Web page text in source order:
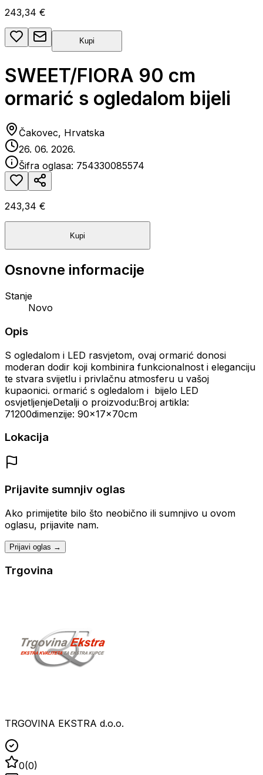
243,34 €
Kupi
SWEET/FIORA 90 cm
ormarić s ogledalom bijeli
Čakovec, Hrvatska
26. 06. 2026.
Šifra oglasa: 754330085574
243,34 €
Kupi
Osnovne informacije
Stanje
Novo
Opis
S ogledalom i LED rasvjetom, ovaj ormarić donosi
moderan dodir koji kombinira funkcionalnost i eleganciju
te stvara svijetlu i privlačnu atmosferu u vašoj
kupaonici. ormarić s ogledalom i bijelo LED
osvjetljenjeDetalji o proizvodu:Broj artikla:
71200dimenzije: 90x17x70cm
Lokacija
Prijavite sumnjiv oglas
Ako primijetite bilo što neobično ili sumnjivo u ovom
oglasu, prijavite nam.
Prijavi oglas →
Trgovina
TRGOVINA EKSTRA d.o.o.
0(0)